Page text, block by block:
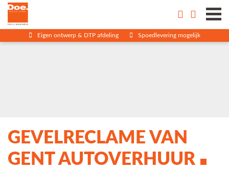
Eigen ontwerp & DTP afdeling Spoedlevering mogelijk
GEVELRECLAME VAN
GENT AUTOVERHUUR